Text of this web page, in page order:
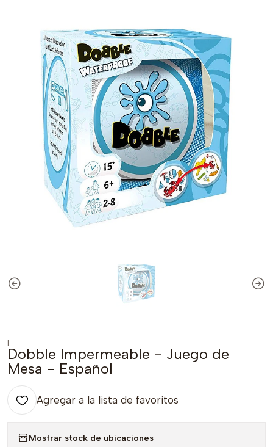
|
Dobble Impermeable - Juego de
Mesa - Español
Agregar a la lista de favoritos
Mostrar stock de ubicaciones